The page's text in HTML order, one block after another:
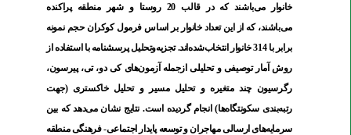
خانوار می‌باشند که در قالب 20 روستا و شهر منطقه پراکنده
می‌باشند، که از این تعداد خانوار بر اساس فرمول کوکران حجم نمونه
برابر با 314 خانوار انتخاب‌شده‌اند. تجزیه‌وتحلیل پرسشنامه با استفاده از
روش آمار توصیفی و تحلیلی ازجمله آزمون‌های کی دو، تی، پیرسون،
رگرسیون چند متغیره و تحلیل مسیر و تحلیل خاکستری (جهت
رتبه‌بندی سکونتگاه‌ها) انجام گردیده است. نتایج نشان می‌دهد که بین
سرمایه‌های ارسالی مهاجران و توسعه پایدار اجتماعی- فرهنگی منطقه